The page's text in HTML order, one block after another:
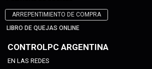
ARREPENTIMIENTO DE COMPRA
LIBRO DE QUEJAS ONLINE
CONTROLPC ARGENTINA
EN LAS REDES